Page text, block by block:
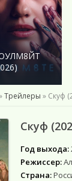
2023
2022
2021
2020
2018
Трейлеры » Скуф
Скуф
Год выхода:
Режиссер:
Страна: